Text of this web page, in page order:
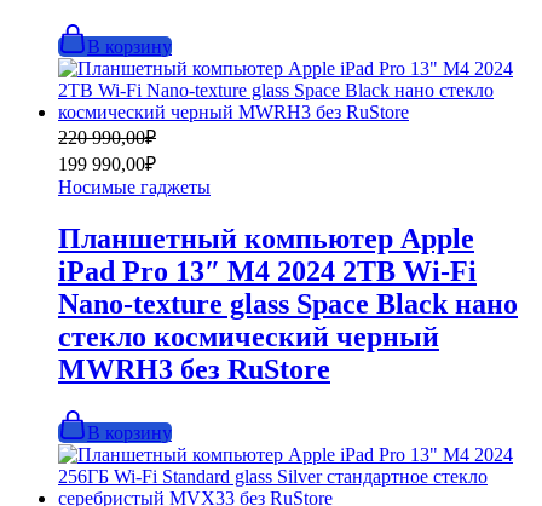
В корзину
220 990,00₽
Первоначальная
цена
составляла
220
199 990,00₽
Текущая
цена:
199
990,00₽.
Носимые гаджеты
Планшетный компьютер Apple
iPad Pro 13″ M4 2024 2TB Wi-Fi
Nano-texture glass Space Black нано
стекло космический черный
MWRH3 без RuStore
В корзину